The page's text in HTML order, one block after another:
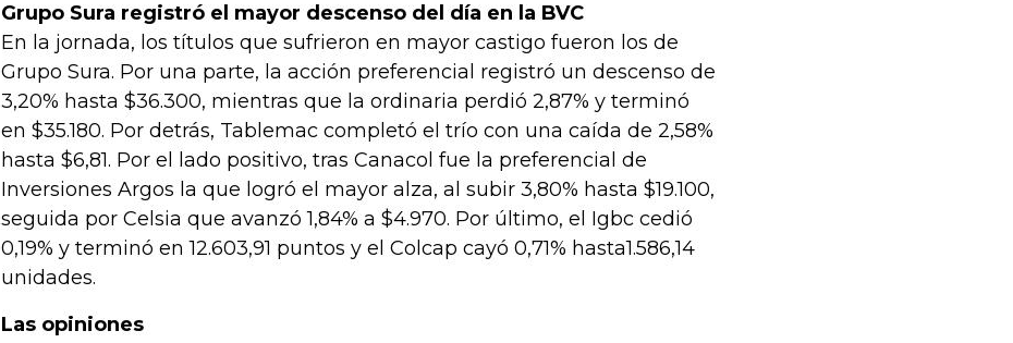
Grupo Sura registró el mayor descenso del día en la BVC
En la jornada, los títulos que sufrieron en mayor castigo fueron los de
Grupo Sura. Por una parte, la acción preferencial registró un descenso de
3,20% hasta $36.300, mientras que la ordinaria perdió 2,87% y terminó
en $35.180. Por detrás, Tablemac completó el trío con una caída de 2,58%
hasta $6,81. Por el lado positivo, tras Canacol fue la preferencial de
Inversiones Argos la que logró el mayor alza, al subir 3,80% hasta $19.100,
seguida por Celsia que avanzó 1,84% a $4.970. Por último, el Igbc cedió
0,19% y terminó en 12.603,91 puntos y el Colcap cayó 0,71% hasta1.586,14
unidades.
Las opiniones